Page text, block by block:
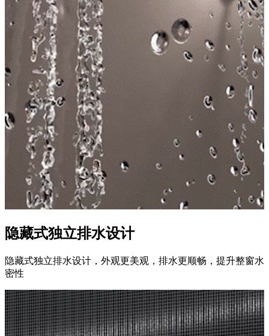
隐藏式独立排水设计
隐藏式独立排水设计，外观更美观，排水更顺畅，提升整窗水
密性